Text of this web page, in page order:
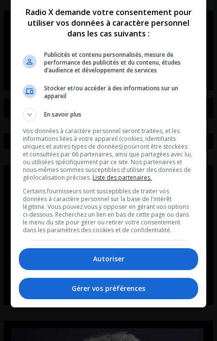
Ouellet en direct – Intégral du 07-
Ouellet en direct - Intégral du 07-08-2026
Radio X demande votre consentement pour
utiliser vos données à caractère personnel
dans les cas suivants :
Publicités et contenu personnalisés, mesure de
performance des publicités et du contenu, études
d’audience et développement de services
Stocker et/ou accéder à des informations sur un
appareil
En savoir plus
Vos données à caractère personnel seront traitées, et les
informations liées à votre appareil (cookies, identifiants
uniques et autres types de données) pourront être stockées
et consultées par 66 partenaires, ainsi que partagées avec lui,
ou utilisées spécifiquement par ce site. Nos partenaires et
nous-mêmes sommes susceptibles d'utiliser des données de
géolocalisation précises. Liste des partenaires.
Certains fournisseurs sont susceptibles de traiter vos
données à caractère personnel sur la base de l'intérêt
légitime. Vous pouvez vous y opposer en gérant vos options
ci-dessous. Recherchez un lien en bas de cette page ou dans
le menu du site pour gérer ou retirer votre consentement
dans les paramètres des cookies et de confidentialité.
Autoriser
Gérer vos préférences